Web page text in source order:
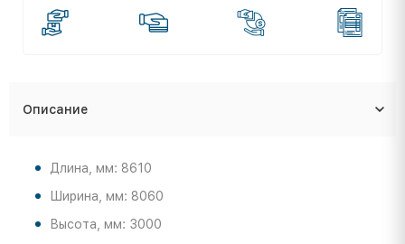
Описание
Длина, мм: 8610
Ширина, мм: 8060
Высота, мм: 3000